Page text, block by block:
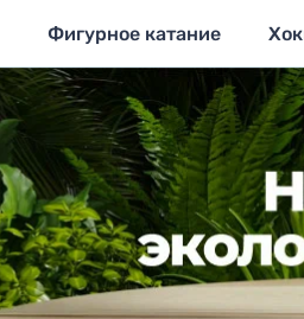
Фигурное катание